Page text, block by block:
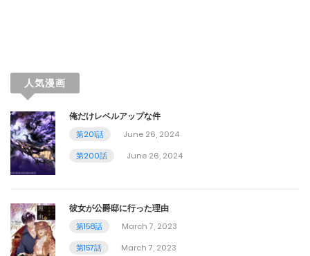
December 24, 2023
第289話
December 23, 2023
December 17, 2023
第287話
人気漫画
俺だけレベルアップな件
第201話
June 26, 2024
第200話
June 26, 2024
彼女が公爵邸に行った理由
第158話
March 7, 2023
第157話
March 7, 2023